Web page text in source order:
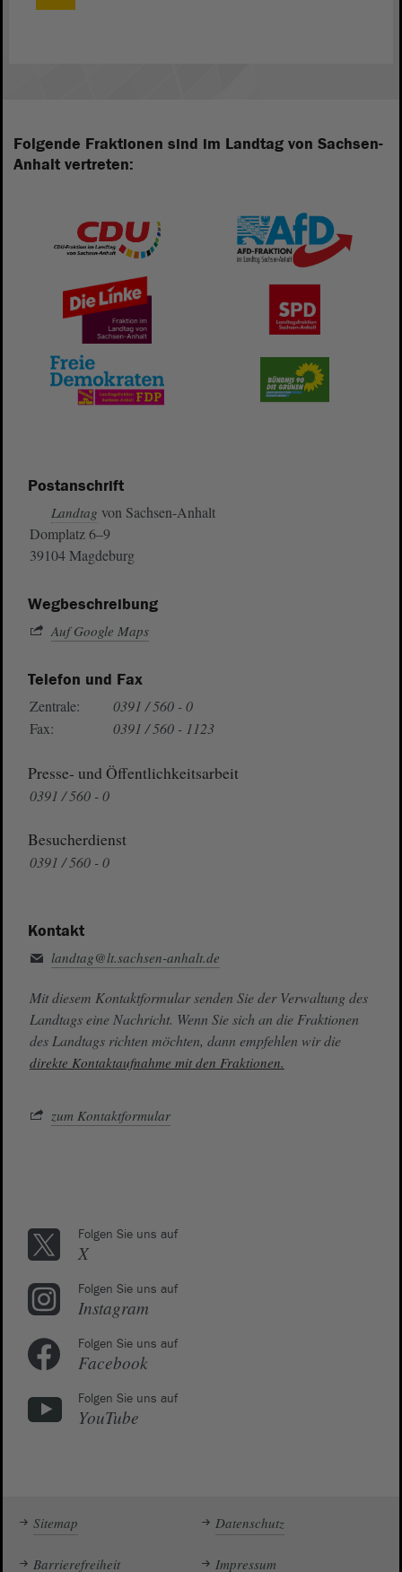
Folgende Fraktionen sind im Landtag von Sachsen-
Anhalt vertreten:
Postanschrift
Landtag von Sachsen-Anhalt
Domplatz 6–9
39104 Magdeburg
Wegbeschreibung
Auf Google Maps
Telefon und Fax
Zentrale:
0391 / 560 - 0
Fax:
0391 / 560 - 1123
Presse- und Öffentlichkeitsarbeit
0391 / 560 - 0
Besucherdienst
0391 / 560 - 0
Kontakt
landtag@lt.sachsen-anhalt.de
Mit diesem Kontaktformular senden Sie der Verwaltung des
Landtags eine Nachricht. Wenn Sie sich an die Fraktionen
des Landtags richten möchten, dann empfehlen wir die
direkte Kontaktaufnahme mit den Fraktionen.
zum Kontaktformular
Folgen Sie uns auf
X
Folgen Sie uns auf
Instagram
Folgen Sie uns auf
Facebook
Folgen Sie uns auf
YouTube
Sitemap Datenschutz
Barrierefreiheit Impressum